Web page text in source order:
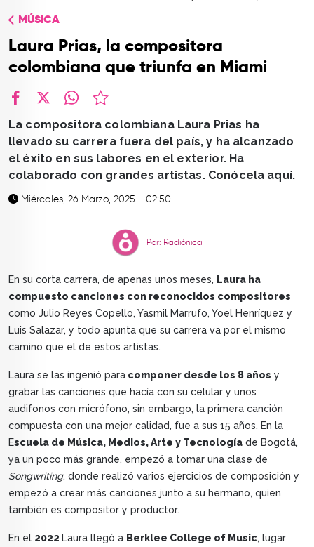
CONTACTO
MÚSICA
Laura Prias, la compositora
colombiana que triunfa en Miami
La compositora colombiana Laura Prias ha
llevado su carrera fuera del país, y ha alcanzado
el éxito en sus labores en el exterior. Ha
colaborado con grandes artistas. Conócela aquí.
Miércoles, 26 Marzo, 2025 - 02:50
Por: Radiónica
En su corta carrera, de apenas unos meses, Laura ha
compuesto canciones con reconocidos compositores
como Julio Reyes Copello, Yasmil Marrufo, Yoel Henríquez y
Luis Salazar, y todo apunta que su carrera va por el mismo
camino que el de estos artistas.
Laura se las ingenió para componer desde los 8 años y
grabar las canciones que hacía con su celular y unos
audifonos con micrófono, sin embargo, la primera canción
compuesta con una mejor calidad, fue a sus 15 años. En la
Escuela de Música, Medios, Arte y Tecnología de Bogotá,
ya un poco más grande, empezó a tomar una clase de
Songwriting, donde realizó varios ejercicios de composición y
empezó a crear más canciones junto a su hermano, quien
también es compositor y productor.
En el 2022 Laura llegó a Berklee College of Music, lugar